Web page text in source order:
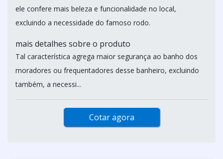
ele confere mais beleza e funcionalidade no local,
excluindo a necessidade do famoso rodo.
mais detalhes sobre o produto
Tal característica agrega maior segurança ao banho dos
moradores ou frequentadores desse banheiro, excluindo
também, a necessi...
Cotar agora